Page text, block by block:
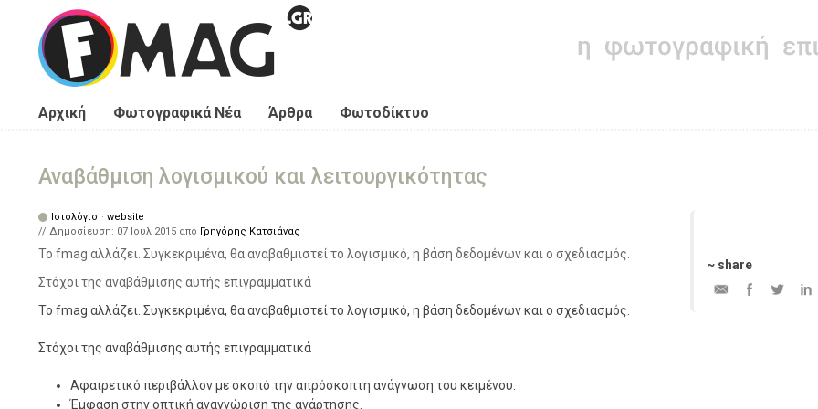
Παράκαμψη προς το κυρίως περιεχόμενο
Αρχική Φωτογραφικά Νέα Άρθρα Φωτοδίκτυο
Αναβάθμιση λογισμικού και λειτουργικότητας
Ιστολόγιο · website
// Δημοσίευση: 07 Ιουλ 2015 από Γρηγόρης Κατσιάνας
Το fmag αλλάζει. Συγκεκριμένα, θα αναβαθμιστεί το λογισμικό, η βάση δεδομένων και ο σχεδιασμός.
Στόχοι της αναβάθμισης αυτής επιγραμματικά
Το fmag αλλάζει. Συγκεκριμένα, θα αναβαθμιστεί το λογισμικό, η βάση δεδομένων και ο σχεδιασμός.
Στόχοι της αναβάθμισης αυτής επιγραμματικά
Αφαιρετικό περιβάλλον με σκοπό την απρόσκοπτη ανάγνωση του κειμένου.
Έμφαση στην οπτική αναγνώριση της ανάρτησης.
~ share